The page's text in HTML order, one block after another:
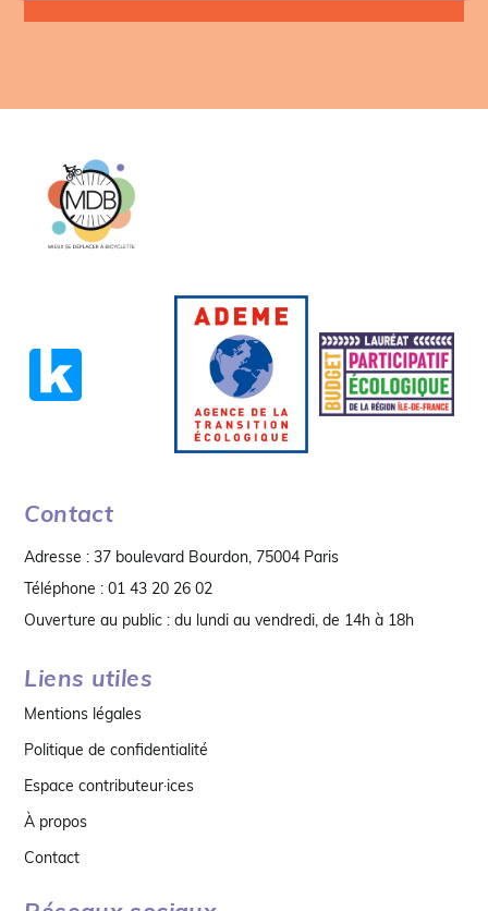
Contact
Adresse : 37 boulevard Bourdon, 75004 Paris
Téléphone : 01 43 20 26 02
Ouverture au public : du lundi au vendredi, de 14h à 18h
Liens utiles
Mentions légales
Politique de confidentialité
Espace contributeur·ices
À propos
Contact